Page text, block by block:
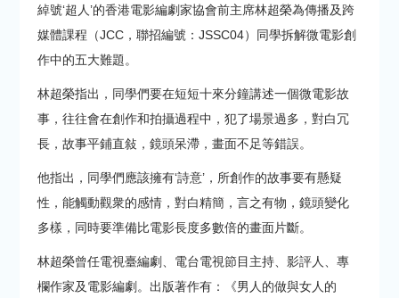
綽號‘超人’的香港電影編劇家協會前主席林超榮為傳播及跨
媒體課程（JCC，聯招編號：JSSC04）同學拆解微電影創
作中的五大難題。
林超榮指出，同學們要在短短十來分鐘講述一個微電影故
事，往往會在創作和拍攝過程中，犯了場景過多，對白冗
長，故事平鋪直敍，鏡頭呆滯，畫面不足等錯誤。
他指出，同學們應該擁有‘詩意’，所創作的故事要有懸疑
性，能觸動觀衆的感情，對白精簡，言之有物，鏡頭變化
多樣，同時要準備比電影長度多數倍的畫面片斷。
林超榮曾任電視臺編劇、電台電視節目主持、影評人、專
欄作家及電影編劇。出版著作有：《男人的做與女人的